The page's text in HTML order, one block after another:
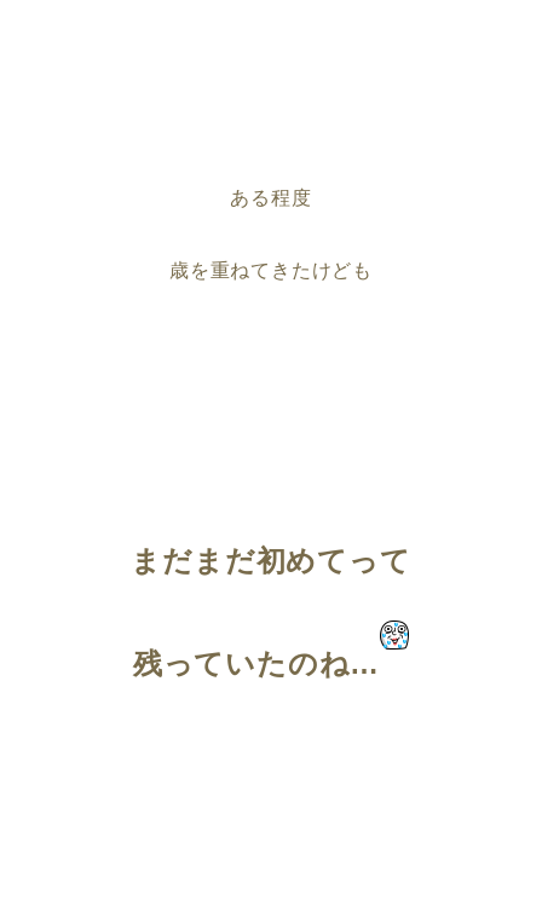
ある程度
歳を重ねてきたけども
まだまだ初めてって
残っていたのね…